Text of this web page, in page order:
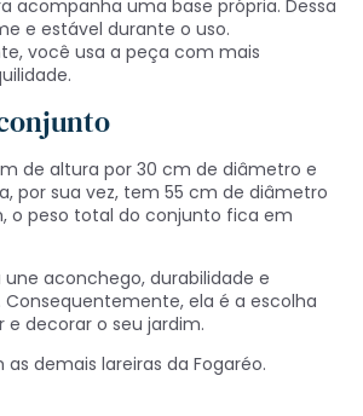
acompanha uma base própria. Dessa
e estável durante o uso.
você usa a peça com mais
de altura por 30 cm de diâmetro e
por sua vez, tem 55 cm de diâmetro
o peso total do conjunto fica em
une aconchego, durabilidade e
ela é a escolha
e decorar o seu jardim.
as demais lareiras da Fogaréo.